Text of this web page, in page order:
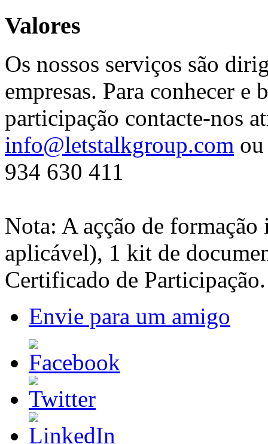
Valores
Os nossos serviços são
empresas. Para conhecer e
participação contacte-nos
info@letstalkgroup.com
934 630 411
Nota: A açção de
aplicável), 1 kit de
Certificado de Participação.
Envie para um amigo